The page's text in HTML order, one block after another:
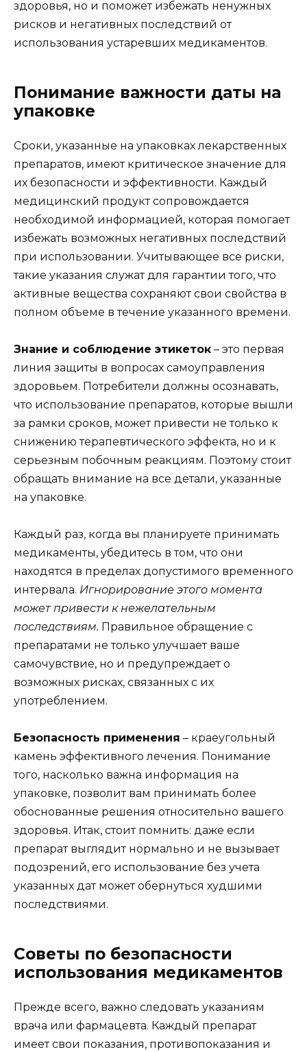
здоровья, но и поможет избежать ненужных
рисков и негативных последствий от
использования устаревших медикаментов.
Понимание важности даты на
упаковке
Сроки, указанные на упаковках лекарственных
препаратов, имеют критическое значение для
их безопасности и эффективности. Каждый
медицинский продукт сопровождается
необходимой информацией, которая помогает
избежать возможных негативных последствий
при использовании. Учитывающее все риски,
такие указания служат для гарантии того, что
активные вещества сохраняют свои свойства в
полном объеме в течение указанного времени.
Знание и соблюдение этикеток – это первая
линия защиты в вопросах самоуправления
здоровьем. Потребители должны осознавать,
что использование препаратов, которые вышли
за рамки сроков, может привести не только к
снижению терапевтического эффекта, но и к
серьезным побочным реакциям. Поэтому стоит
обращать внимание на все детали, указанные
на упаковке.
Каждый раз, когда вы планируете принимать
медикаменты, убедитесь в том, что они
находятся в пределах допустимого временного
интервала. Игнорирование этого момента
может привести к нежелательным
последствиям. Правильное обращение с
препаратами не только улучшает ваше
самочувствие, но и предупреждает о
возможных рисках, связанных с их
употреблением.
Безопасность применения – краеугольный
камень эффективного лечения. Понимание
того, насколько важна информация на
упаковке, позволит вам принимать более
обоснованные решения относительно вашего
здоровья. Итак, стоит помнить: даже если
препарат выглядит нормально и не вызывает
подозрений, его использование без учета
указанных дат может обернуться худшими
последствиями.
Советы по безопасности
использования медикаментов
Прежде всего, важно следовать указаниям
врача или фармацевта. Каждый препарат
имеет свои показания, противопоказания и